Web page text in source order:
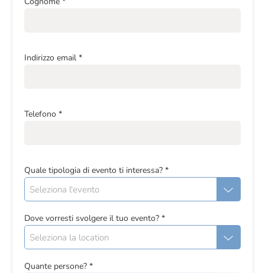
Indirizzo email *
Telefono *
Quale tipologia di evento ti interessa? *
Seleziona l'evento
Dove vorresti svolgere il tuo evento? *
Seleziona la location
Quante persone? *